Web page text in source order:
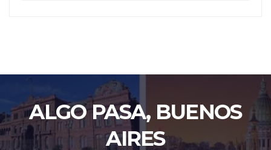
ALGO PASA, BUENOS
AIRES